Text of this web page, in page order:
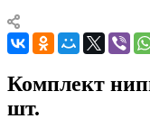
Комплект
шт.